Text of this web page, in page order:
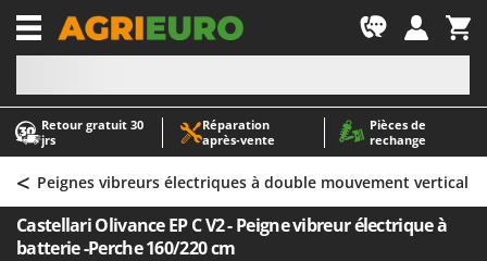
Retour gratuit 30
jrs
Réparation
après‑vente
Pièces de
rechange
-1
A
Abris de jardin
Accessoires pour tracteurs tondeuses autoportés
Aérateurs Scarificateurs pour gazon
Arracheuses de pommes de terre pour tracteur
A
AgriEuro Premium
AgriEuro TOP-LINE
AGT
< Peignes vibreurs électriques à double mouvement vertical
Castellari Olivance EP C V2 - Peigne vibreur électrique à
batterie -Perche 160/220 cm